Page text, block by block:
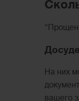
На них
вашего